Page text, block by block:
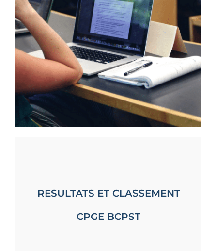
.
RESULTATS ET CLASSEMENT
CPGE BCPST